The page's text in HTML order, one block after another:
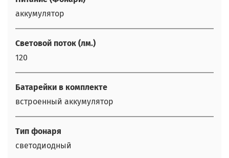
аккумулятор
Световой поток (лм.)
120
Батарейки в комплекте
встроенный аккумулятор
Тип фонаря
светодиодный